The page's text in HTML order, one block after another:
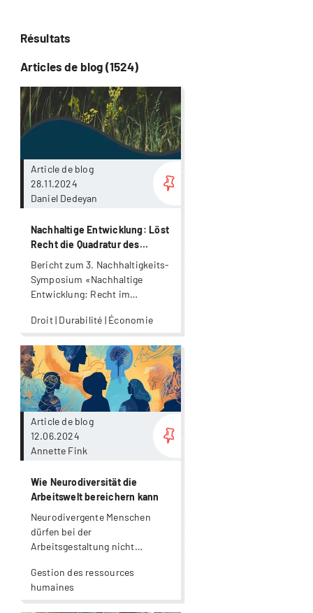
Résultats
Articles de blog (1524)
Article de blog
28.11.2024
Daniel Dedeyan
Nachhaltige Entwicklung: Löst
Recht die Quadratur des
Kreises?
Bericht zum 3. Nachhaltigkeits-
Symposium «Nachhaltige
Entwicklung: Recht im
Droit | Durabilité | Économie
Plus
Article de blog
12.06.2024
Annette Fink
Wie Neurodiversität die
Arbeitswelt bereichern kann
Neurodivergente Menschen
dürfen bei der
Arbeitsgestaltung nicht
Gestion des ressources
humaines
Plus